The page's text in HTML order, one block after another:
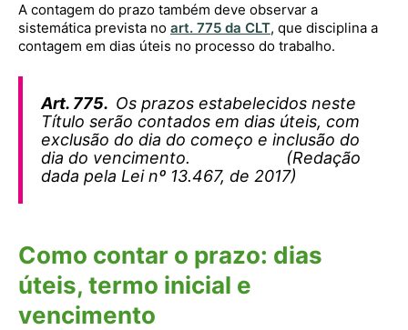
A contagem do prazo também deve observar a
sistemática prevista no art. 775 da CLT, que disciplina a
contagem em dias úteis no processo do trabalho.
Art. 775. Os prazos estabelecidos neste
Título serão contados em dias úteis, com
exclusão do dia do começo e inclusão do
dia do vencimento. (Redação
dada pela Lei nº 13.467, de 2017)
Como contar o prazo: dias
úteis, termo inicial e
vencimento